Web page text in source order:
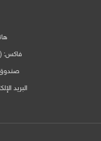
فاكس: (5)تحويلة 9961 (11 - 00963)
صندوق
البريد